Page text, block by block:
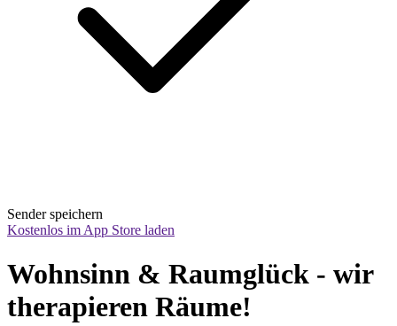
Sender speichern
Kostenlos im App Store laden
Wohnsinn & Raumglück - wir
therapieren Räume!